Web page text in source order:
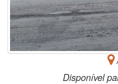
Disponível